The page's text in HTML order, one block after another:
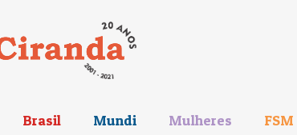
Brasil Mundi Mulheres FSM